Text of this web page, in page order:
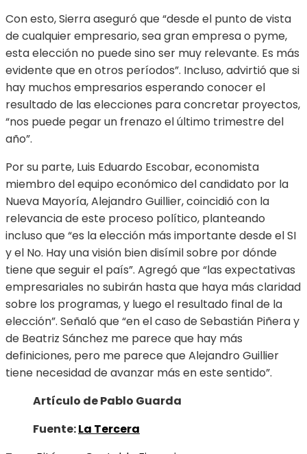
Con esto, Sierra aseguró que “desde el punto de vista
de cualquier empresario, sea gran empresa o pyme,
esta elección no puede sino ser muy relevante. Es más
evidente que en otros períodos”. Incluso, advirtió que si
hay muchos empresarios esperando conocer el
resultado de las elecciones para concretar proyectos,
“nos puede pegar un frenazo el último trimestre del
año”.
Por su parte, Luis Eduardo Escobar, economista
miembro del equipo económico del candidato por la
Nueva Mayoría, Alejandro Guillier, coincidió con la
relevancia de este proceso político, planteando
incluso que “es la elección más importante desde el SI
y el No. Hay una visión bien disímil sobre por dónde
tiene que seguir el país”. Agregó que “las expectativas
empresariales no subirán hasta que haya más claridad
sobre los programas, y luego el resultado final de la
elección”. Señaló que “en el caso de Sebastián Piñera y
de Beatriz Sánchez me parece que hay más
definiciones, pero me parece que Alejandro Guillier
tiene necesidad de avanzar más en este sentido”.
Artículo de Pablo Guarda
Fuente:La Tercera